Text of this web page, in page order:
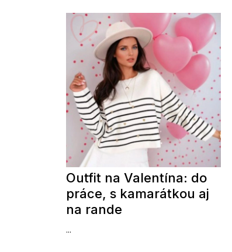
Outfit na Valentína: do
práce, s kamarátkou aj
na rande
...